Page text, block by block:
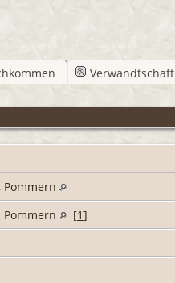
Verwandtschaft
Pommern
Pommern [1]